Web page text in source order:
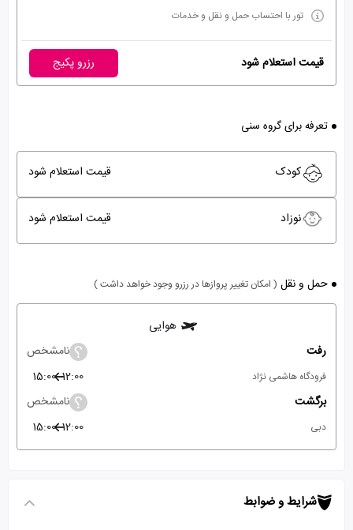
تور با احتساب حمل و نقل و خدمات
قیمت استعلام شود رزرو پکیج
تعرفه برای گروه سنی
کودک قیمت استعلام شود
نوزاد قیمت استعلام شود
حمل و نقل ( امکان تغییر پروازها در رزرو وجود خواهد داشت )
هوایی
رفت
نامشخص
فرودگاه هاشمی نژاد 12:00
15:00
برگشت
نامشخص
دبی 12:00
15:00
شرایط و ضوابط